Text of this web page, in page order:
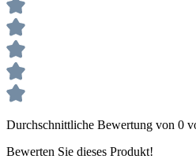
Durchschnittliche Bewertung von 0
Bewerten Sie dieses Produkt!